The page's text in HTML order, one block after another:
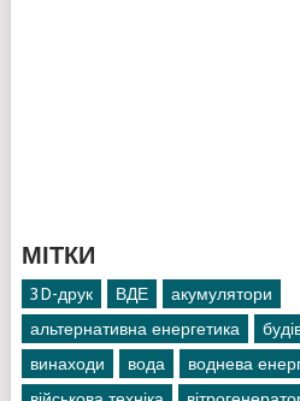
МІТКИ
3D-друк ВДЕ
акумулятори
альтернативна енергетика
винаходи
вода воднева